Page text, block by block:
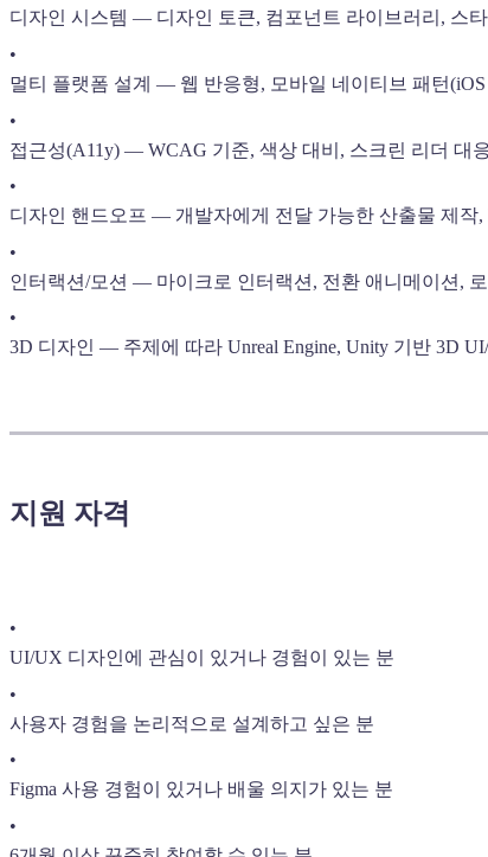
디자인 시스템 — 디자인 토큰, 컴포넌트 라이브러리, 스
•
멀티 플랫폼 설계 — 웹 반응형, 모바일 네이티브 패턴(iOS
•
접근성(A11y) — WCAG 기준, 색상 대비, 스크린 리더 대
•
디자인 핸드오프 — 개발자에게 전달 가능한 산출물 제작,
•
인터랙션/모션 — 마이크로 인터랙션, 전환 애니메이션, 로
•
3D 디자인 — 주제에 따라 Unreal Engine, Unity 기반 3D
지원 자격
•
UI/UX 디자인에 관심이 있거나 경험이 있는 분
•
사용자 경험을 논리적으로 설계하고 싶은 분
•
Figma 사용 경험이 있거나 배울 의지가 있는 분
•